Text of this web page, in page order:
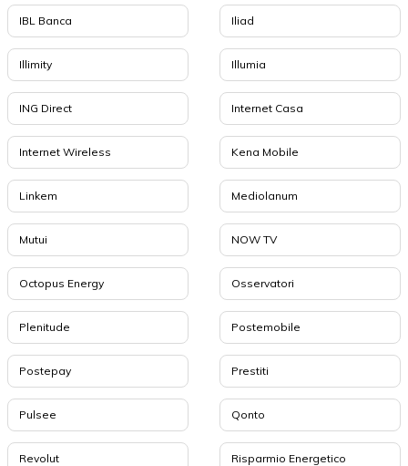
IBL Banca Iliad
Illimity Illumia
ING Direct Internet Casa
Internet Wireless Kena Mobile
Linkem Mediolanum
Mutui NOW TV
Octopus Energy Osservatori
Plenitude Postemobile
Postepay Prestiti
Pulsee Qonto
Revolut Risparmio Energetico